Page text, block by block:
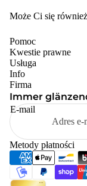
Może Ci się
Pomoc
Kwestie prawne
Usługa
Info
Firma
Immer
E-mail
Metody płatności